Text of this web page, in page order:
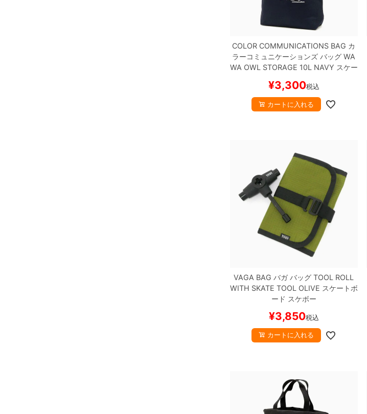
COLOR COMMUNICATIONS BAG カ
ラーコミュニケーションズ バッグ WA
WA OWL STORAGE 10L NAVY スケー
¥3,300税込
カートに入れる
VAGA BAG バガバッグ TOOL ROLL
WITH SKATE TOOL OLIVE スケートボ
ード スケボー
¥3,850税込
カートに入れる